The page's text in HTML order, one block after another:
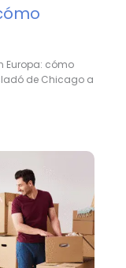
Europa: cómo
de Chicago a